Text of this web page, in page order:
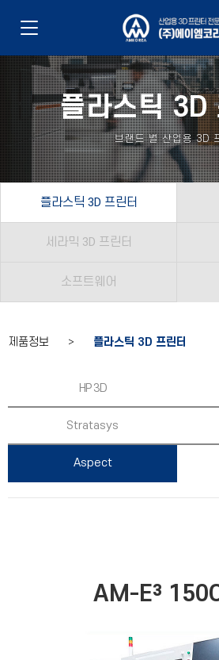
플라스틱 3D
브랜드 별 산업용 3D
플라스틱 3D 프린터
세라믹 3D 프린터
소프트웨어
제품정보 > 플라스틱 3D 프린터
HP 3D
Stratasys
Aspect
AM-E³